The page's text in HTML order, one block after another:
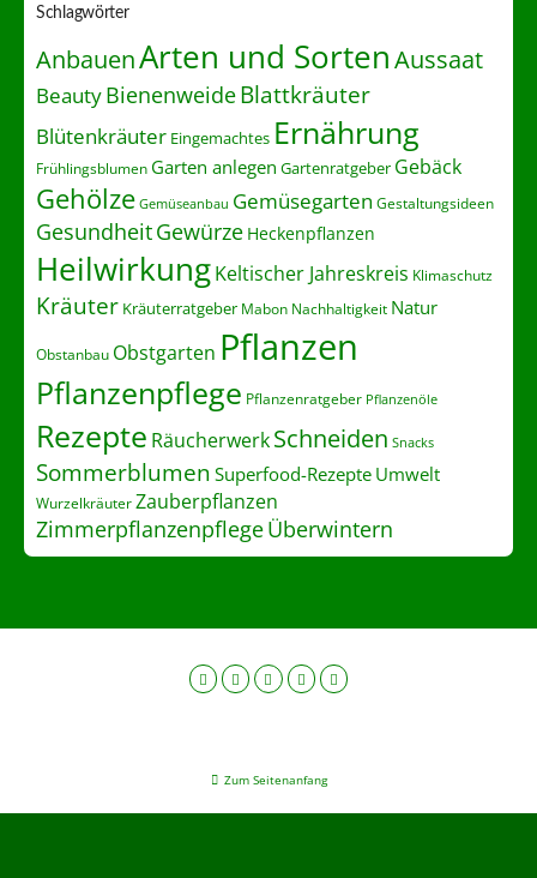
Schlagwörter
AnbauenArten und SortenAussaat
BeautyBienenweideBlattkräuter
Blütenkräuter Eingemachtes Ernährung
Frühlingsblumen Garten anlegen Gartenratgeber Gebäck
Gehölze Gemüseanbau Gemüsegarten Gestaltungsideen
GesundheitGewürze Heckenpflanzen
HeilwirkungKeltischer Jahreskreis Klimaschutz
Kräuter Kräuterratgeber Mabon Nachhaltigkeit Natur
Obstanbau Obstgarten Pflanzen
Pflanzenpflege Pflanzenratgeber Pflanzenöle
Rezepte RäucherwerkSchneiden Snacks
Sommerblumen Superfood-Rezepte Umwelt
WurzelkräuterZauberpflanzen
ZimmerpflanzenpflegeÜberwintern
Zum Seitenanfang